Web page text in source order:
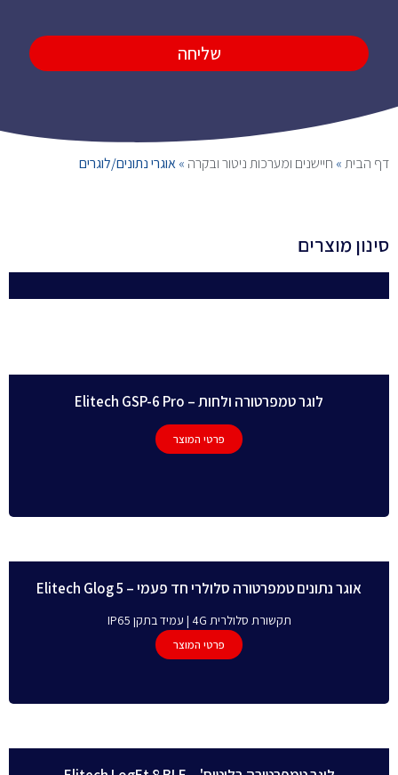
שליחה
דף הבית» חיישנים ומערכות ניטור ובקרה »אוגרי נתונים/לוגרים
סינון מוצרים
לוגר טמפרטורה ולחות – Elitech GSP-6 Pro
פרטי המוצר
אוגר נתונים טמפרטורה סלולרי חד פעמי – Elitech Glog 5
תקשורת סלולרית 4G | עמיד בתקן IP65
פרטי המוצר